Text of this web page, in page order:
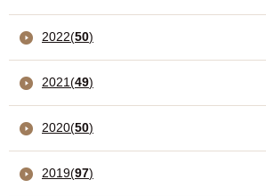
2022(50)
2021(49)
2020(50)
2019(97)